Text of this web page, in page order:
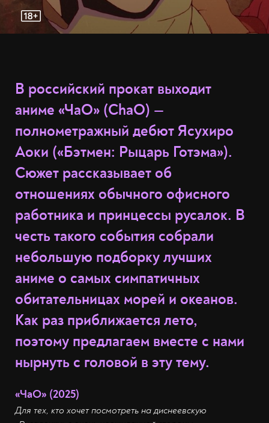
В российский прокат выходит
аниме «ЧаО» (ChaО) —
полнометражный дебют Ясухиро
Аоки («Бэтмен: Рыцарь Готэма»).
Сюжет рассказывает об
отношениях обычного офисного
работника и принцессы русалок. В
честь такого события собрали
небольшую подборку лучших
аниме о самых симпатичных
обитательницах морей и океанов.
Как раз приближается лето,
поэтому предлагаем вместе с нами
нырнуть с головой в эту тему.
«ЧаО» (2025)
Для тех, кто хочет посмотреть на диснеевскую